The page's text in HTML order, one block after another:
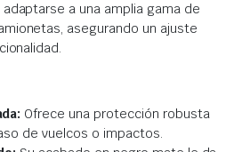
adaptarse a una amplia gama de
asegurando un ajuste
Ofrece una protección robusta
de vuelcos o impactos.